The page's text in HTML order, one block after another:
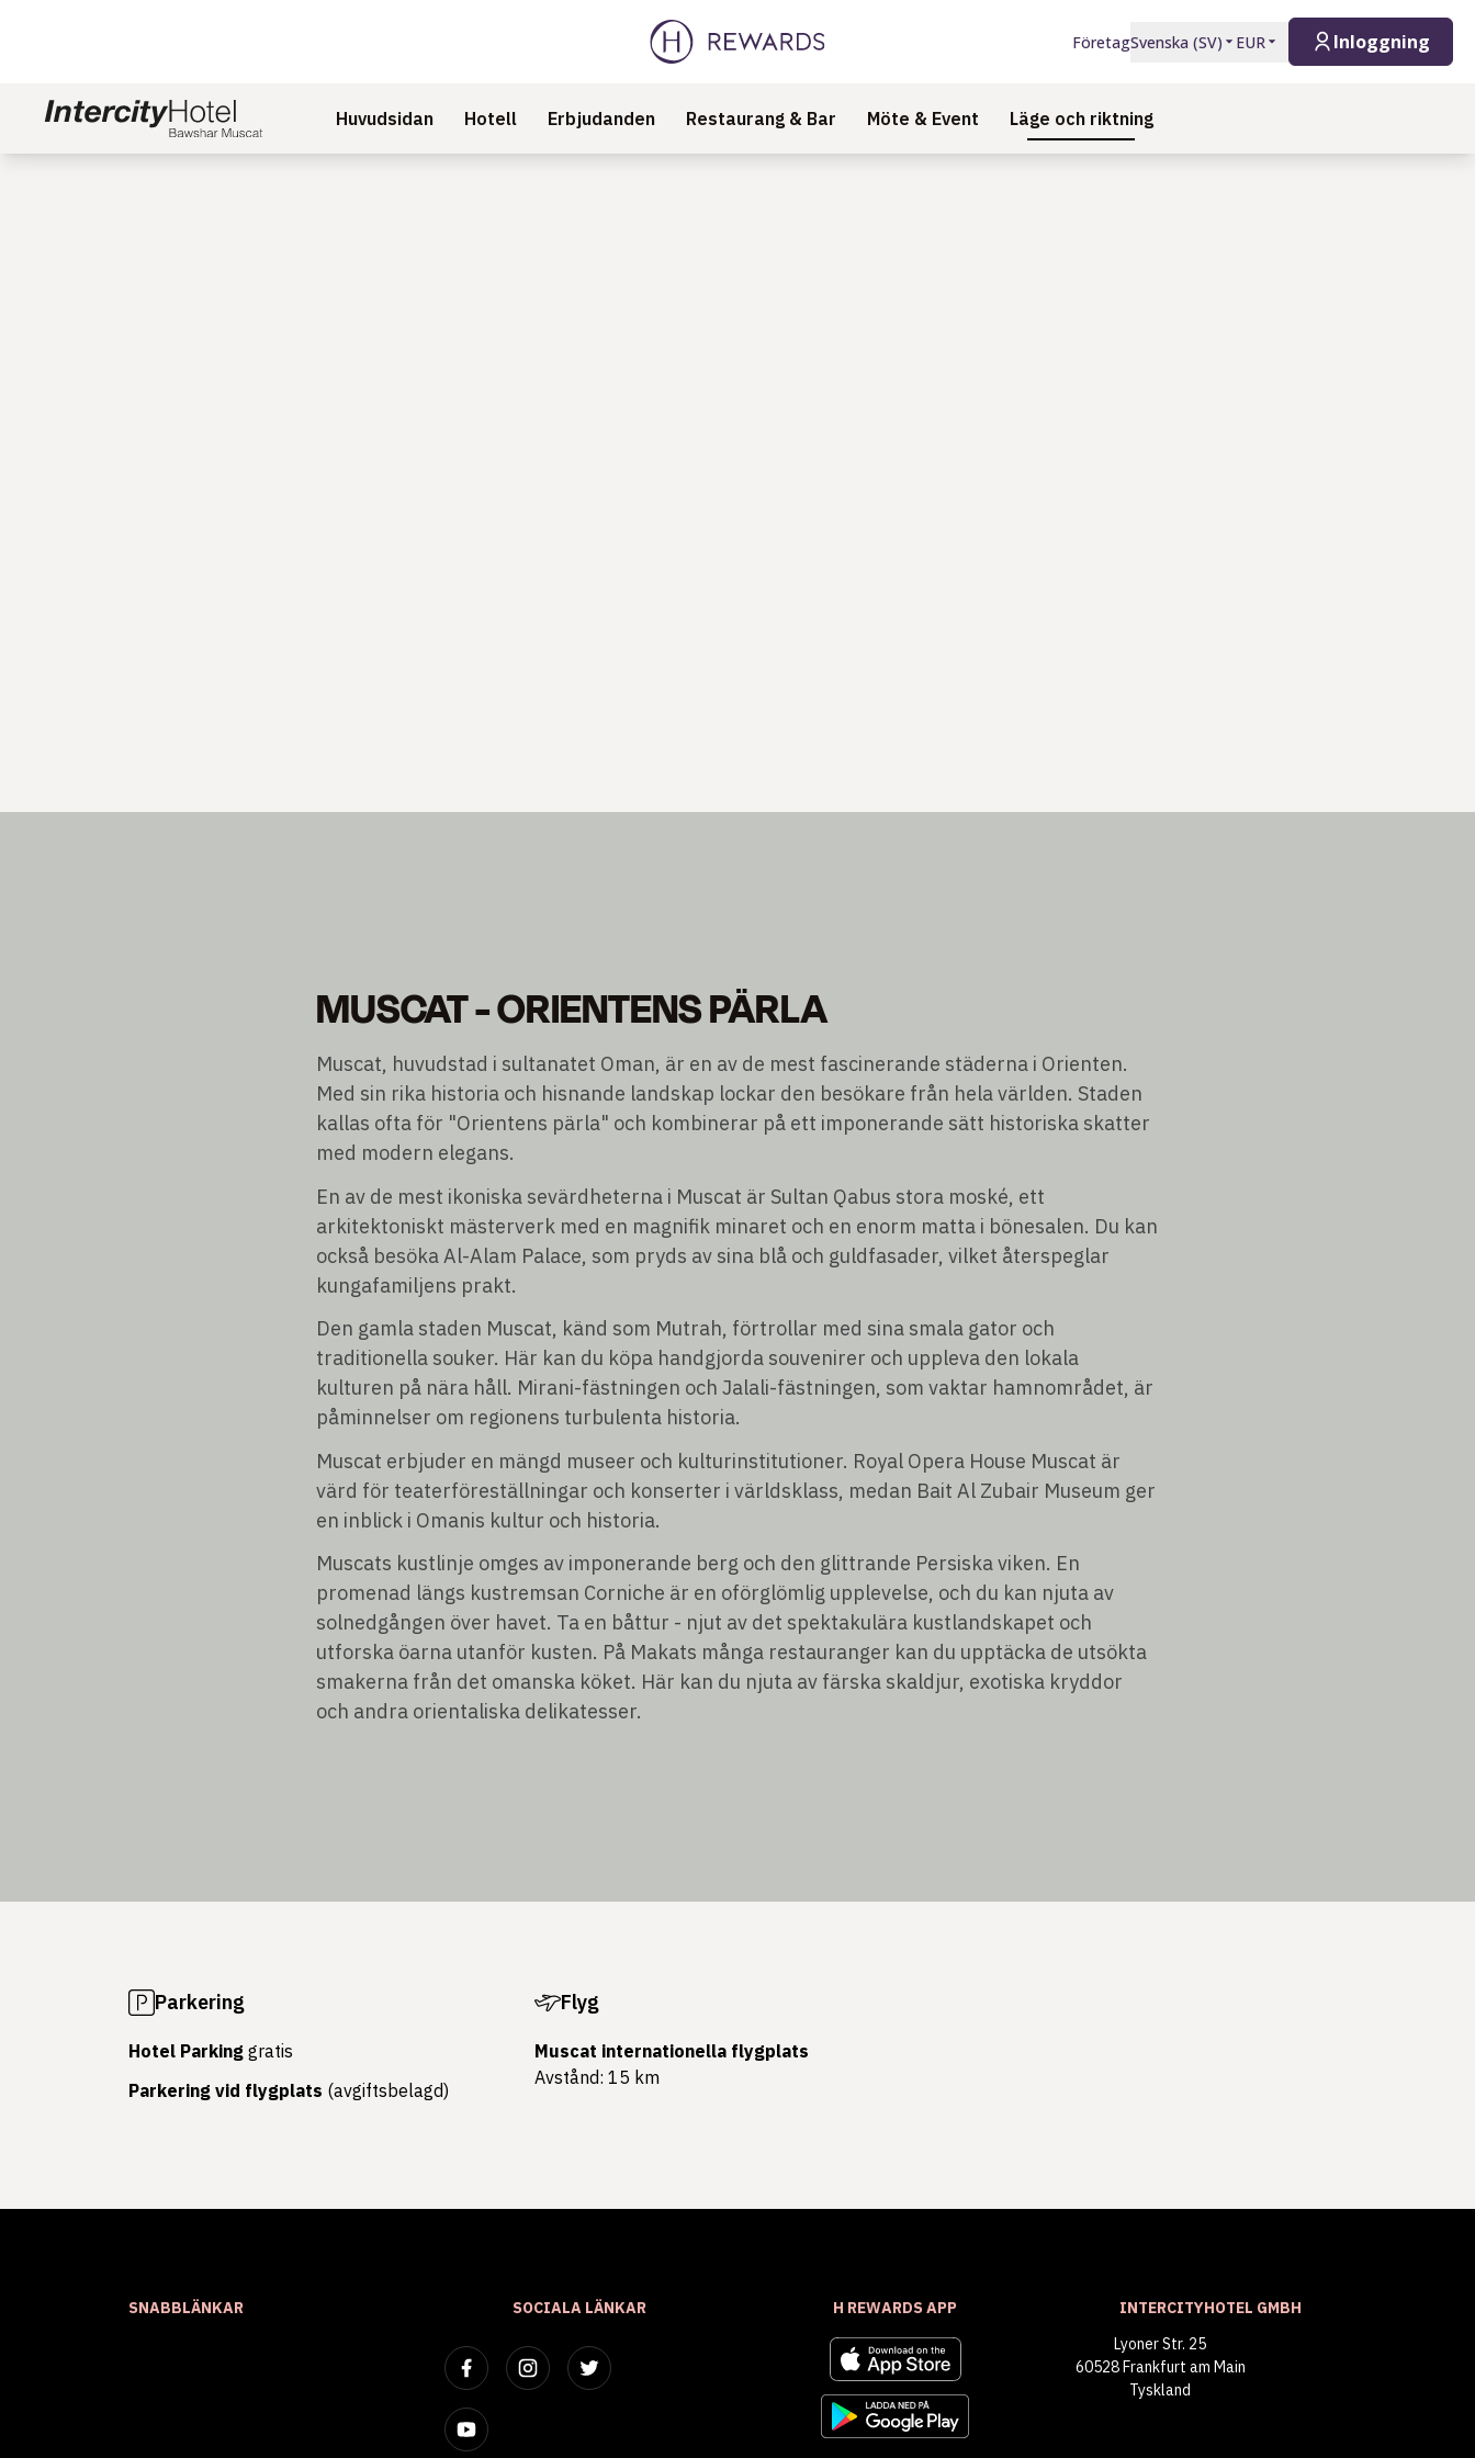
FöretagSvenska (SV) EUR Inloggning
Huvudsidan Hotell Erbjudanden Restaurang & Bar Möte & Event Läge och riktning
MUSCAT - ORIENTENS PÄRLA
Muscat, huvudstad i sultanatet Oman, är en av de mest fascinerande städerna i Orienten.
Med sin rika historia och hisnande landskap lockar den besökare från hela världen. Staden
kallas ofta för "Orientens pärla" och kombinerar på ett imponerande sätt historiska skatter
med modern elegans.
En av de mest ikoniska sevärdheterna i Muscat är Sultan Qabus stora moské, ett
arkitektoniskt mästerverk med en magnifik minaret och en enorm matta i bönesalen. Du kan
också besöka Al-Alam Palace, som pryds av sina blå och guldfasader, vilket återspeglar
kungafamiljens prakt.
Den gamla staden Muscat, känd som Mutrah, förtrollar med sina smala gator och
traditionella souker. Här kan du köpa handgjorda souvenirer och uppleva den lokala
kulturen på nära håll. Mirani-fästningen och Jalali-fästningen, som vaktar hamnområdet, är
påminnelser om regionens turbulenta historia.
Muscat erbjuder en mängd museer och kulturinstitutioner. Royal Opera House Muscat är
värd för teaterföreställningar och konserter i världsklass, medan Bait Al Zubair Museum ger
en inblick i Omanis kultur och historia.
Muscats kustlinje omges av imponerande berg och den glittrande Persiska viken. En
promenad längs kustremsan Corniche är en oförglömlig upplevelse, och du kan njuta av
solnedgången över havet. Ta en båttur - njut av det spektakulära kustlandskapet och
utforska öarna utanför kusten. På Makats många restauranger kan du upptäcka de utsökta
smakerna från det omanska köket. Här kan du njuta av färska skaldjur, exotiska kryddor
och andra orientaliska delikatesser.
Parkering
Hotel Parking gratis
Parkering vid flygplats (avgiftsbelagd)
Flyg
Muscat internationella flygplats
Avstånd: 15 km
SNABBLÄNKAR SOCIALA LÄNKAR H REWARDS APP
INTERCITYHOTEL GMBH
Lyoner Str. 25
60528 Frankfurt am Main
Tyskland